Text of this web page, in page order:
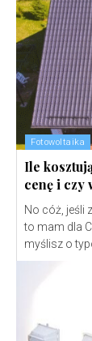
Fotowoltaika
Ile
cenę i czy
No cóż, jeśli
to mam dla
myślisz o